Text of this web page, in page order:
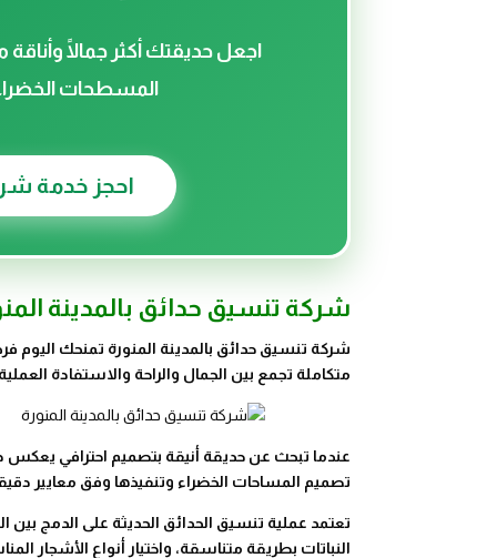
اجعل حديقتك أكثر جمالًا
المسطحات
احجز خدمة
شركة تنسيق حدائق بالمدينة
شركة تنسيق حدائق بالمدينة المنورة تمنحك اليوم
متكاملة تجمع بين الجمال والراحة والاستفادة
عندما تبحث عن حديقة أنيقة بتصميم احترافي يعكس
تصميم المساحات الخضراء وتنفيذها وفق معايير
تعتمد عملية تنسيق الحدائق الحديثة على الدمج بين
النباتات بطريقة متناسقة، واختيار أنواع الأشجار